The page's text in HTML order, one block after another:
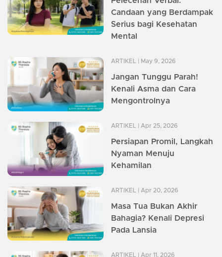
Candaan yang Berdampak
Serius bagi Kesehatan
Mental
ARTIKEL | May 9, 2026
Jangan Tunggu Parah!
Kenali Asma dan Cara
Mengontrolnya
ARTIKEL | Apr 25, 2026
Persiapan Promil, Langkah
Nyaman Menuju
Kehamilan
ARTIKEL | Apr 20, 2026
Masa Tua Bukan Akhir
Bahagia? Kenali Depresi
Pada Lansia
ARTIKEL | Apr 11, 2026